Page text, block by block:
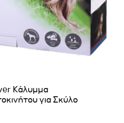
Κάλυμμα
για Σκύλο